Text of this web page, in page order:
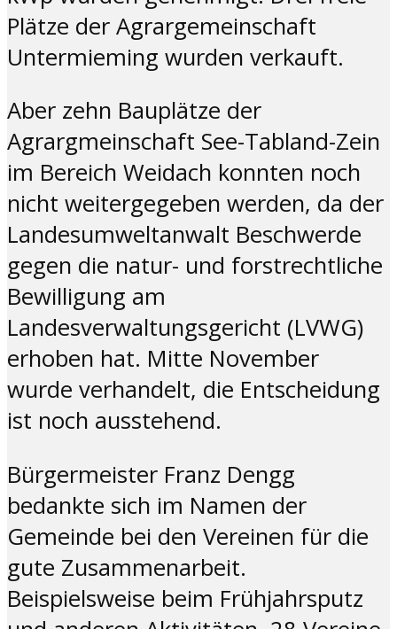
Plätze der Agrargemeinschaft
Untermieming wurden verkauft.
Aber zehn Bauplätze der
Agrargmeinschaft See-Tabland-Zein
im Bereich Weidach konnten noch
nicht weitergegeben werden, da der
Landesumweltanwalt Beschwerde
gegen die natur- und forstrechtliche
Bewilligung am
Landesverwaltungsgericht (LVWG)
erhoben hat. Mitte November
wurde verhandelt, die Entscheidung
ist noch ausstehend.
Bürgermeister Franz Dengg
bedankte sich im Namen der
Gemeinde bei den Vereinen für die
gute Zusammenarbeit.
Beispielsweise beim Frühjahrsputz